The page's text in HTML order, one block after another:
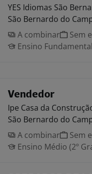
YES Idiomas São
São Bernardo do
A combinar
Sem
Ensino
Vendedor
Ipe Casa da
São Bernardo do
A combinar
Sem
Ensino Médio (2º